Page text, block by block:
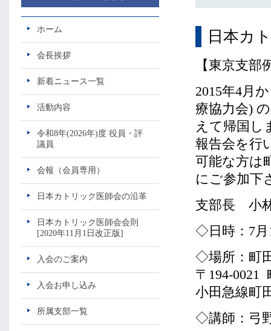
ホーム
会長挨拶
新着ニュース一覧
活動内容
令和8年(2026年)度 役員・評
議員
会報（会員専用）
日本カトリック医師会の沿革
日本カトリック医師会会則
[2020年11月1日改正版]
入会のご案内
入会お申し込み
所属支部一覧
日本カ
【東京支
2015年4月
療協力会)
えて帰国し
報告会を行
可能な方は
にご参加下
支部長 小
◇日時：7月
◇場所：町
〒194-0021
小田急線町
◇講師：弓